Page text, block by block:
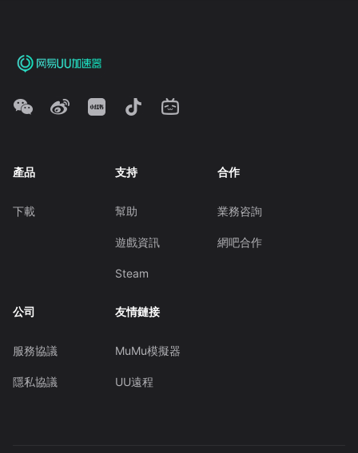
產品
下載
支持
幫助
遊戲資訊
Steam
合作
業務咨詢
網吧合作
公司
服務協議
隱私協議
友情鏈接
MuMu模擬器
UU遠程